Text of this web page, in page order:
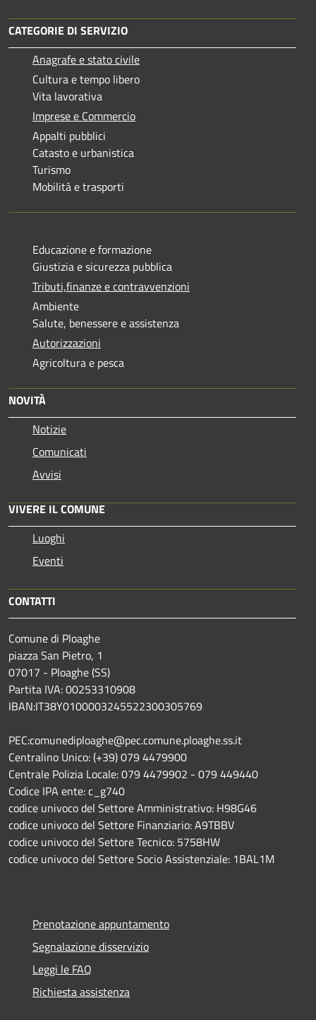
CATEGORIE DI SERVIZIO
Anagrafe e stato civile
Cultura e tempo libero
Vita lavorativa
Imprese e Commercio
Appalti pubblici
Catasto e urbanistica
Turismo
Mobilità e trasporti
Educazione e formazione
Giustizia e sicurezza pubblica
Tributi,finanze e contravvenzioni
Ambiente
Salute, benessere e assistenza
Autorizzazioni
Agricoltura e pesca
NOVITÀ
Notizie
Comunicati
Avvisi
VIVERE IL COMUNE
Luoghi
Eventi
CONTATTI
Comune di Ploaghe
piazza San Pietro, 1
07017 - Ploaghe (SS)
Partita IVA: 00253310908
IBAN:IT38Y0100003245522300305769
PEC:comunediploaghe@pec.comune.ploaghe.ss.it
Centralino Unico: (+39) 079 4479900
Centrale Polizia Locale: 079 4479902 - 079 449440
Codice IPA ente: c_g740
codice univoco del Settore Amministrativo: H98G46
codice univoco del Settore Finanziario: A9TBBV
codice univoco del Settore Tecnico: 5758HW
codice univoco del Settore Socio Assistenziale: 1BAL1M
Prenotazione appuntamento
Segnalazione disservizio
Leggi le FAQ
Richiesta assistenza